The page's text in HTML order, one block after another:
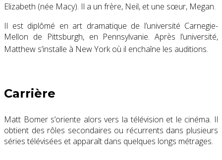
Elizabeth (née Macy). Il a un frère, Neil, et une sœur, Megan.
Il est diplômé en art dramatique de l’université Carnegie-
Mellon de Pittsburgh, en Pennsylvanie. Après l’université,
Matthew s’installe à New York où il enchaîne les auditions.
Carrière
Matt Bomer s’oriente alors vers la télévision et le cinéma. Il
obtient des rôles secondaires ou récurrents dans plusieurs
séries télévisées et apparaît dans quelques longs métrages.